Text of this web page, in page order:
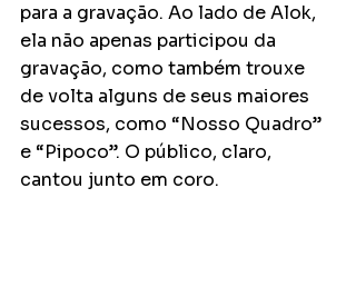
para a gravação. Ao lado de Alok,
ela não apenas participou da
gravação, como também trouxe
de volta alguns de seus maiores
sucessos, como “Nosso Quadro”
e “Pipoco”. O público, claro,
cantou junto em coro.